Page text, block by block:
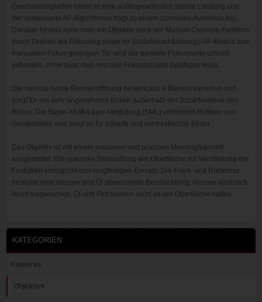
Geschwindigkeiten bietet er eine außergewöhnlich stabile Leistung und
der verbesserte AF-Algorithmus trägt zu einem schnellen Autofokus bei.
Darüber hinaus kann man am Objektiv dank der Manual-Override-Funktion
durch Drehen am Fokusring sogar im Schärfenachführungs-AF-Modus zum
manuellen Fokus gelangen. So wird der perfekte Fokuspunkt schnell
gefunden, ohne dass man erst den Fokusschalter betätigen muss.
Die nahezu runde Blendenöffnung besteht aus 9 Blendenlamellen und
sorgt für ein sehr angenehmes Bokeh außerhalb der Schärfeebene des
Bildes. Die Super-Multi-Layer-Vergütung (SML) verhindert Reflexe und
Geisterbilder und sorgt so für scharfe und kontrastreiche Bilder.
Das Objektiv ist mit einem massiven und präzisen Messingbajonett
ausgestattet. Die spezielle Behandlung der Oberfläche zur Verstärkung der
Festigkeit ermöglicht den langfristigen Einsatz. Die Front- und Rücklinse
besitzen eine Wasser und Öl abweisende Beschichtung, Wasser lässt sich
leicht wegwischen, Öl und Fett bleiben nicht an der Oberfläche haften.
KATEGORIEN
Kameras
Objektive